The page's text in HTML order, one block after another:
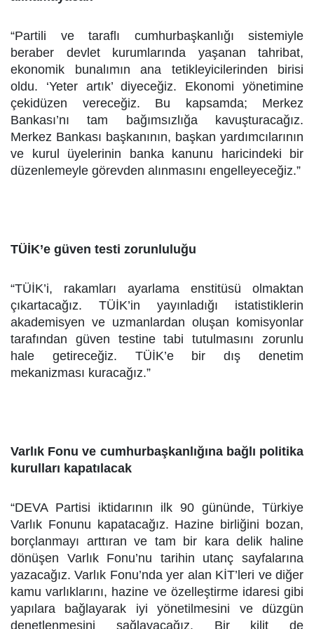
“Partili ve taraflı cumhurbaşkanlığı sistemiyle
beraber devlet kurumlarında yaşanan tahribat,
ekonomik bunalımın ana tetikleyicilerinden birisi
oldu. ‘Yeter artık’ diyeceğiz. Ekonomi yönetimine
çekidüzen vereceğiz. Bu kapsamda; Merkez
Bankası’nı tam bağımsızlığa kavuşturacağız.
Merkez Bankası başkanının, başkan yardımcılarının
ve kurul üyelerinin banka kanunu haricindeki bir
düzenlemeyle görevden alınmasını engelleyeceğiz.”
TÜİK’e güven testi zorunluluğu
“TÜİK’i, rakamları ayarlama enstitüsü olmaktan
çıkartacağız. TÜİK’in yayınladığı istatistiklerin
akademisyen ve uzmanlardan oluşan komisyonlar
tarafından güven testine tabi tutulmasını zorunlu
hale getireceğiz. TÜİK’e bir dış denetim
mekanizması kuracağız.”
Varlık Fonu ve cumhurbaşkanlığına bağlı politika
kurulları kapatılacak
“DEVA Partisi iktidarının ilk 90 gününde, Türkiye
Varlık Fonunu kapatacağız. Hazine birliğini bozan,
borçlanmayı arttıran ve tam bir kara delik haline
dönüşen Varlık Fonu’nu tarihin utanç sayfalarına
yazacağız. Varlık Fonu’nda yer alan KİT’leri ve diğer
kamu varlıklarını, hazine ve özelleştirme idaresi gibi
yapılara bağlayarak iyi yönetilmesini ve düzgün
denetlenmesini sağlayacağız. Bir kilit de